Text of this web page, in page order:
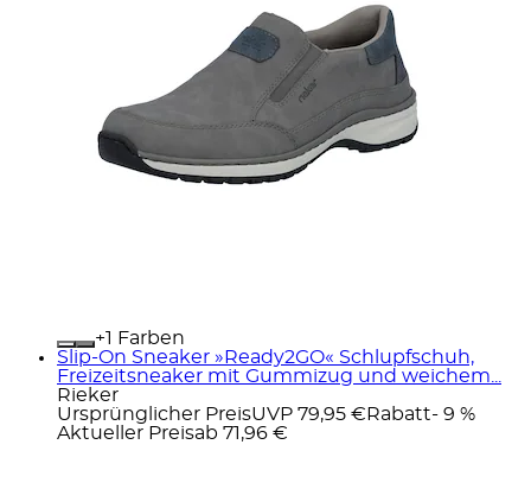
+
Farben
Slip-On Sneaker »Ready2GO« Schlupfschuh,
Freizeitsneaker mit Gummizug und weichem...
Rieker
Ursprünglicher PreisUVP 79,95 € Rabatt- 9 %
Aktueller Preisab 71,96 €